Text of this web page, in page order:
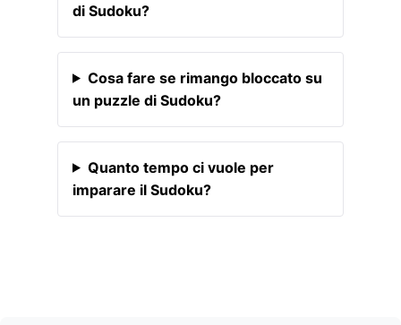
di Sudoku?
Cosa fare se rimango bloccato su
un puzzle di Sudoku?
Quanto tempo ci vuole per
imparare il Sudoku?